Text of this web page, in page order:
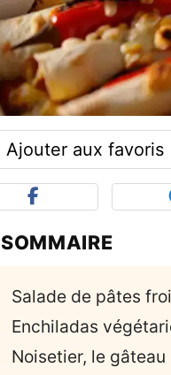
Ajouter aux favoris
SOMMAIRE
Salade de pâtes
Enchiladas
Noisetier, le